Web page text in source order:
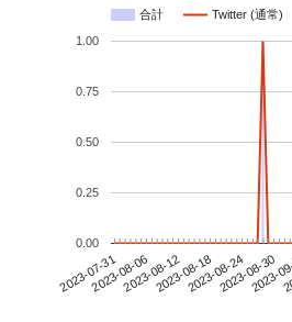
合計 Twitter (通常)
2023-07-312023-08-062023-08-122023-08-182023-08-242023-08-30
2023-
0.00
0.25
0.50
0.75
1.00